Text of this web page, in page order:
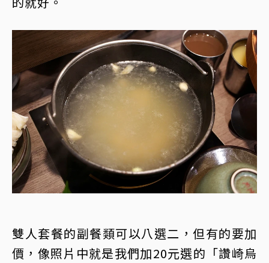
雙人套餐的副餐類可以八選二，但有的要加
價，像照片中就是我們加20元選的「讚崎烏